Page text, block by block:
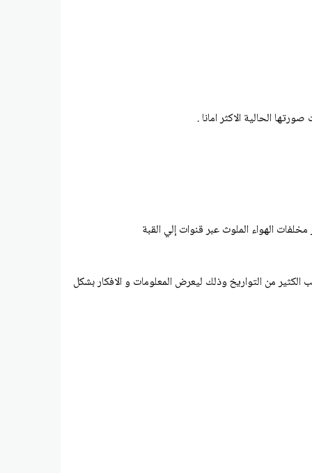
الحالية الاكثر امانا .
الهواء الملوث عبر قنوات إلي القبة
الكثير من التواريخ وذلك ليعرض المعلومات و الافكار بشكل